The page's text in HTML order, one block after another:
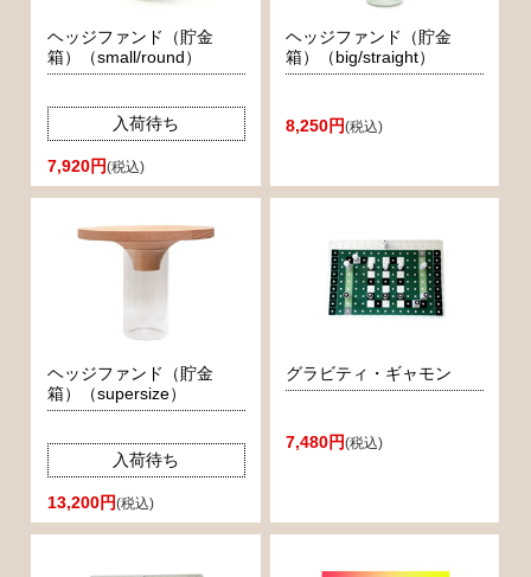
ヘッジファンド（貯金
箱）（small/round）
入荷待ち
7,920円(税込)
ヘッジファンド（貯金
箱）（big/straight）
8,250円(税込)
ヘッジファンド（貯金
箱）（supersize）
入荷待ち
13,200円(税込)
グラビティ・ギャモン
7,480円(税込)